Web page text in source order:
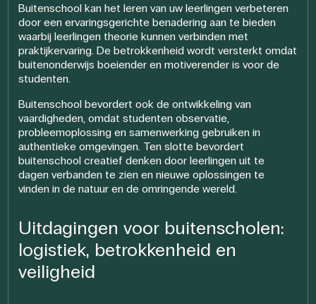
Buitenschool kan het leren van uw leerlingen verbeteren
door een ervaringsgerichte benadering aan te bieden
waarbij leerlingen theorie kunnen verbinden met
praktijkervaring. De betrokkenheid wordt versterkt omdat
buitenonderwijs boeiender en motiverender is voor de
studenten.
Buitenschool bevordert ook de ontwikkeling van
vaardigheden, omdat studenten observatie,
probleemoplossing en samenwerking gebruiken in
authentieke omgevingen. Ten slotte bevordert
buitenschool creatief denken door leerlingen uit te
dagen verbanden te zien en nieuwe oplossingen te
vinden in de natuur en de omringende wereld.
Uitdagingen voor buitenscholen:
logistiek, betrokkenheid en
veiligheid